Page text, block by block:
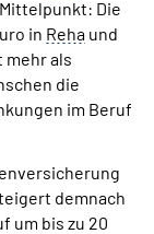
Die
in Reha und
als
die
im Beruf
demnach
um bis zu 20